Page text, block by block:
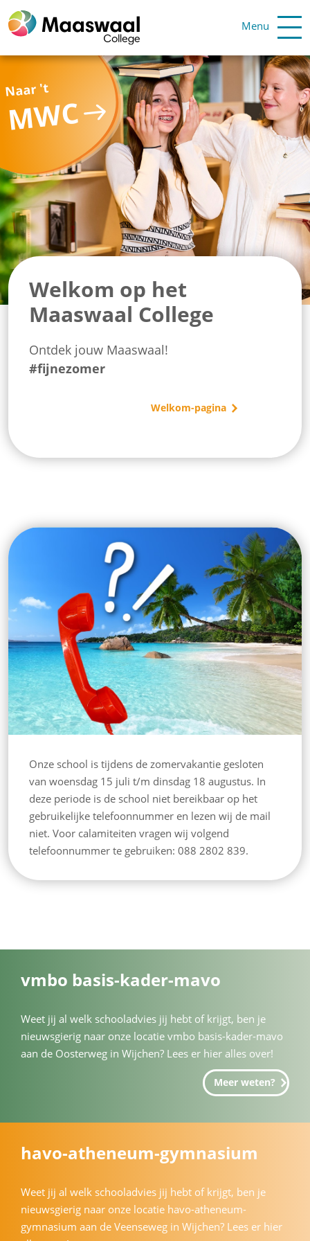
Menu
Naar 't
MWC
Welkom op het
Maaswaal College
Ontdek jouw Maaswaal!
#fijnezomer
Welkom-pagina
Onze school is tijdens de zomervakantie gesloten
van woensdag 15 juli t/m dinsdag 18 augustus. In
deze periode is de school niet bereikbaar op het
gebruikelijke telefoonnummer en lezen wij de mail
niet. Voor calamiteiten vragen wij volgend
telefoonnummer te gebruiken: 088 2802 839.
vmbo basis-kader-mavo
Weet jij al welk schooladvies jij hebt of krijgt, ben je
nieuwsgierig naar onze locatie vmbo basis-kader-mavo
aan de Oosterweg in Wijchen? Lees er hier alles over!
Meer weten?
havo-atheneum-gymnasium
Weet jij al welk schooladvies jij hebt of krijgt, ben je
nieuwsgierig naar onze locatie havo-atheneum-
gymnasium aan de Veenseweg in Wijchen? Lees er hier